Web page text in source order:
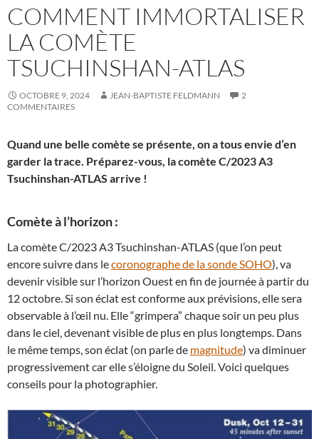
COMMENT IMMORTALISER
LA COMÈTE
TSUCHINSHAN-ATLAS
OCTOBRE 9, 2024 JEAN-BAPTISTE FELDMANN
2
COMMENTAIRES
Quand une belle comète se présente, on a tous envie d’en
garder la trace. Préparez-vous, la comète C/2023 A3
Tsuchinshan-ATLAS arrive !
Comète à l’horizon :
La comète C/2023 A3 Tsuchinshan-ATLAS (que l’on peut
encore suivre dans lecoronographe de la sonde SOHO), va
devenir visible sur l’horizon Ouest en fin de journée à partir du
12 octobre. Si son éclat est conforme aux prévisions, elle sera
observable à l’œil nu. Elle “grimpera” chaque soir un peu plus
dans le ciel, devenant visible de plus en plus longtemps. Dans
le même temps, son éclat (on parle de magnitude) va diminuer
progressivement car elle s’éloigne du Soleil. Voici quelques
conseils pour la photographier.